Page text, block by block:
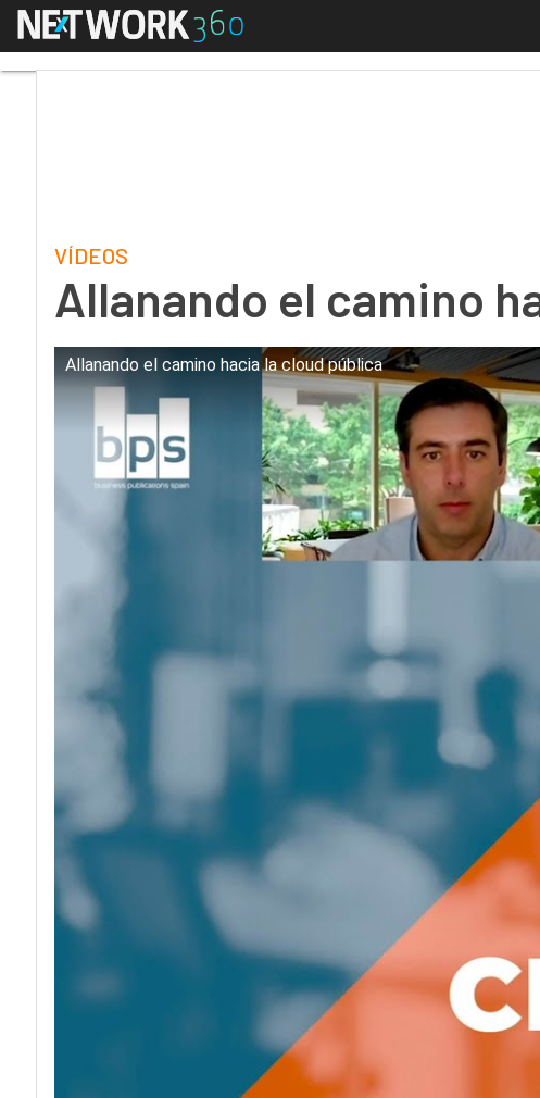
Menú
VÍDEOS
Allanando el camino
Allanando el camino hacia la cloud pública